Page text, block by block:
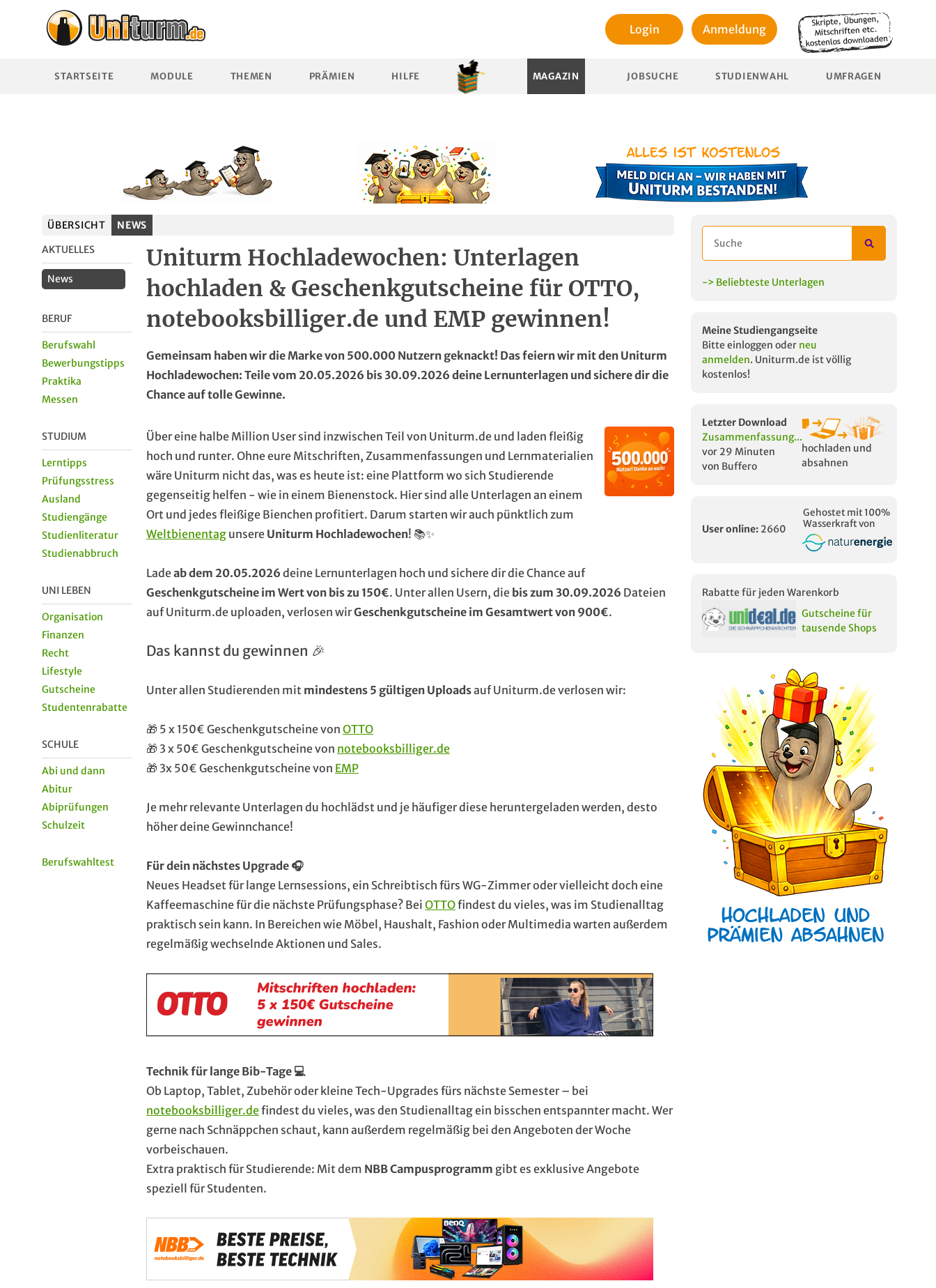
Login Anmeldung
STARTSEITE MODULE THEMEN PRÄMIEN HILFE MAGAZIN JOBSUCHE STUDIENWAHL UMFRAGEN
ÜBERSICHT
NEWS
AKTUELLES
News
BERUF
Berufswahl
Bewerbungstipps
Praktika
Messen
STUDIUM
Lerntipps
Prüfungsstress
Ausland
Studiengänge
Studienliteratur
Studienabbruch
UNI LEBEN
Organisation
Finanzen
Recht
Lifestyle
Gutscheine
Studentenrabatte
SCHULE
Abi und dann
Abitur
Abiprüfungen
Schulzeit
Berufswahltest
Uniturm Hochladewochen: Unterlagen
hochladen & Geschenkgutscheine für OTTO,
notebooksbilliger.de und EMP gewinnen!
Gemeinsam haben wir die Marke von 500.000 Nutzern geknackt! Das feiern wir mit den Uniturm
Hochladewochen: Teile vom 20.05.2026 bis 30.09.2026 deine Lernunterlagen und sichere dir die
Chance auf tolle Gewinne.
Über eine halbe Million User sind inzwischen Teil von Uniturm.de und laden fleißig
hoch und runter. Ohne eure Mitschriften, Zusammenfassungen und Lernmaterialien
wäre Uniturm nicht das, was es heute ist: eine Plattform wo sich Studierende
gegenseitig helfen - wie in einem Bienenstock. Hier sind alle Unterlagen an einem
Ort und jedes fleißige Bienchen profitiert. Darum starten wir auch pünktlich zum
Weltbienentag unsere Uniturm Hochladewochen! 📚✨
Ladeab dem 20.05.2026 deine Lernunterlagen hoch und sichere dir die Chance auf
Geschenkgutscheine im Wert von bis zu 150€. Unter allen Usern, die bis zum 30.09.2026 Dateien
auf Uniturm.de uploaden, verlosen wirGeschenkgutscheine im Gesamtwert von 900€.
Das kannst du gewinnen 🎉
Unter allen Studierenden mit mindestens 5 gültigen Uploadsauf Uniturm.de verlosen wir:
🎁 5 x 150€ Geschenkgutscheine von OTTO
🎁 3 x 50€ Geschenkgutscheine von notebooksbilliger.de
🎁 3x 50€ Geschenkgutscheine von EMP
Je mehr relevante Unterlagen du hochlädst und je häufiger diese heruntergeladen werden, desto
höher deine Gewinnchance!
Für dein nächstes Upgrade 🎧
Neues Headset für lange Lernsessions, ein Schreibtisch fürs WG-Zimmer oder vielleicht doch eine
Kaffeemaschine für die nächste Prüfungsphase? Bei OTTOfindest du vieles, was im Studienalltag
praktisch sein kann. In Bereichen wie Möbel, Haushalt, Fashion oder Multimedia warten außerdem
regelmäßig wechselnde Aktionen und Sales.
Technik für lange Bib-Tage 💻
Ob Laptop, Tablet, Zubehör oder kleine Tech-Upgrades fürs nächste Semester – bei
notebooksbilliger.defindest du vieles, was den Studienalltag ein bisschen entspannter macht. Wer
gerne nach Schnäppchen schaut, kann außerdem regelmäßig bei den Angeboten der Woche
vorbeischauen.
Extra praktisch für Studierende: Mit dem NBB Campusprogramm gibt es exklusive Angebote
speziell für Studenten.
-> Beliebteste Unterlagen
Meine Studiengangseite
Bitte einloggen oder neu
anmelden. Uniturm.de ist völlig
kostenlos!
Letzter Download
Zusammenfassung...
vor 29 Minuten
von Buffero
hochladen und
absahnen
User online: 2660
Gehostet mit 100%
Wasserkraft von
Rabatte für jeden Warenkorb
Gutscheine für
tausende Shops